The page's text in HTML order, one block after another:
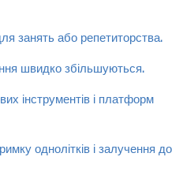
занять або репетиторства.
швидко збільшуються.
інструментів і платформ
однолітків і залучення до